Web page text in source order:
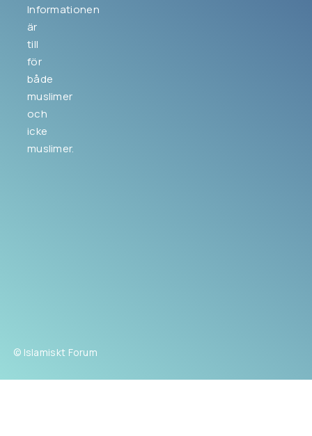
Informationen
är
till
för
både
muslimer
och
icke
muslimer.
© Islamiskt Forum